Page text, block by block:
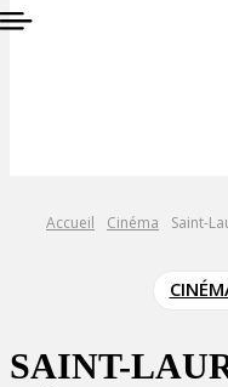
Accueil Cinéma Saint-
SAINT-